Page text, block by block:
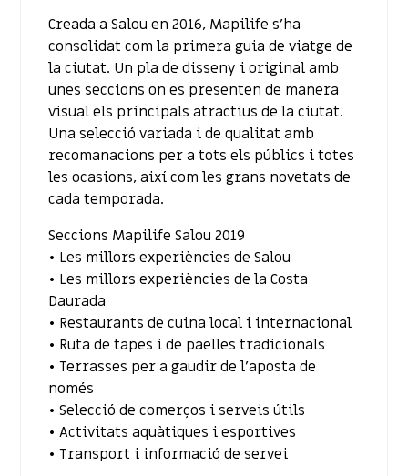
Creada a Salou en 2016, Mapilife s’ha
consolidat com la primera guia de viatge de
la ciutat. Un pla de disseny i original amb
unes seccions on es presenten de manera
visual els principals atractius de la ciutat.
Una selecció variada i de qualitat amb
recomanacions per a tots els públics i totes
les ocasions, així com les grans novetats de
cada temporada.
Seccions Mapilife Salou 2019
• Les millors experiències de Salou
• Les millors experiències de la Costa
Daurada
• Restaurants de cuina local i internacional
• Ruta de tapes i de paelles tradicionals
• Terrasses per a gaudir de l’aposta de
només
• Selecció de comerços i serveis útils
• Activitats aquàtiques i esportives
• Transport i informació de servei